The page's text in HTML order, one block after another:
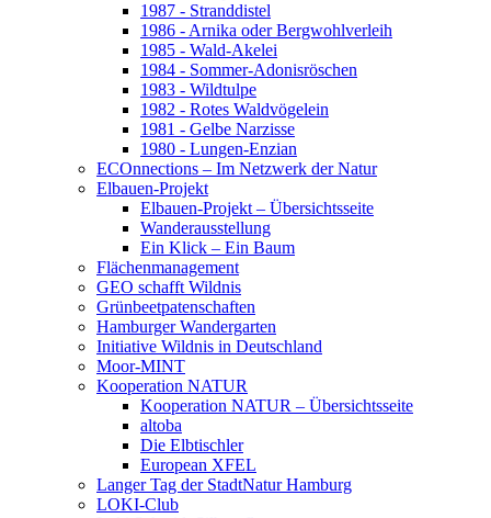
1987 - Stranddistel
1986 - Arnika oder Bergwohlverleih
1985 - Wald-Akelei
1984 - Sommer-Adonisröschen
1983 - Wildtulpe
1982 - Rotes Waldvögelein
1981 - Gelbe Narzisse
1980 - Lungen-Enzian
ECOnnections – Im Netzwerk der Natur
Elbauen-Projekt
Elbauen-Projekt – Übersichtsseite
Wanderausstellung
Ein Klick – Ein Baum
Flächenmanagement
GEO schafft Wildnis
Grünbeetpatenschaften
Hamburger Wandergarten
Initiative Wildnis in Deutschland
Moor-MINT
Kooperation NATUR
Kooperation NATUR – Übersichtsseite
altoba
Die Elbtischler
European XFEL
Langer Tag der StadtNatur Hamburg
LOKI-Club